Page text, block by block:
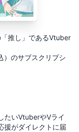
推し」であるVtuber
）のサブスクリプシ
たいVtuberやVライ
援がダイレクトに届